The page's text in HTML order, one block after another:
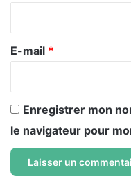
r
e
E-mail *
Enregistrer mon
le navigateur pour